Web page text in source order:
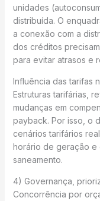
unidades
distribuída. O
a conexão com a
dos créditos
para evitar atrasos e
Influência das tarifas
Estruturas tarifárias,
mudanças em
payback. Por isso, o
cenários tarifários
horário de geração e
saneamento.
4) Governança,
Concorrência por